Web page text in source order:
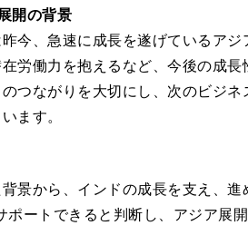
開の背景
今、急速に成長を遂げているア
労働力を抱えるなど、今後の成
のつながりを大切にし、次のビジ
ます。
景から、インドの成長を支え、
ポートできると判断し、アジア展